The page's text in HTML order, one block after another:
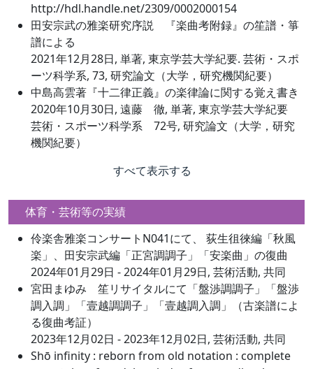
http://hdl.handle.net/2309/0002000154
田安宗武の雅楽研究序説 『楽曲考附録』の笙譜・箏
譜による
2021年12月28日, 単著, 東京学芸大学紀要. 芸術・スポ
ーツ科学系, 73, 研究論文（大学，研究機関紀要）
中島高雲著『十二律正義』の楽律論に関する覚え書き
2020年10月30日, 遠藤 徹, 単著, 東京学芸大学紀要
芸術・スポーツ科学系 72号, 研究論文（大学，研究
機関紀要）
すべて表示する
体育・芸術等の実績
伶楽舎雅楽コンサートN041にて、 荻生徂徠編「秋風
楽」、田安宗武編「正宮調調子」「安楽曲」の復曲
2024年01月29日 - 2024年01月29日, 芸術活動, 共同
宮田まゆみ 笙リサイタルにて「盤渉調調子」「盤渉
調入調」「壹越調調子」「壹越調入調」（古楽譜によ
る復曲考証）
2023年12月02日 - 2023年12月02日, 芸術活動, 共同
Shō infinity : reborn from old notation : complete